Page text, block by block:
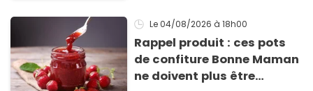
Le 04/08/2026 à 18h00
Rappel produit : ces pots
de confiture Bonne Maman
ne doivent plus être